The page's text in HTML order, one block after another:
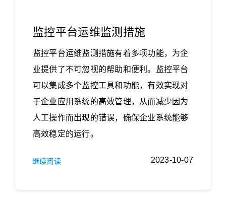
监控平台运维监测措施
监控平台运维监测措施有着多项功能，为企
业提供了不可忽视的帮助和便利。监控平台
可以集成多个监控工具和功能，有效实现对
于企业应用系统的高效管理，从而减少因为
人工操作而出现的错误，确保企业系统能够
高效稳定的运行。
2023-10-07
继续阅读